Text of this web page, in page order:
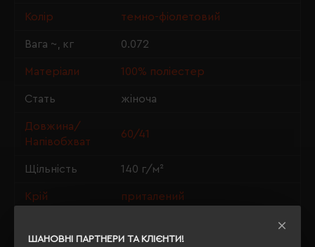
ШАНОВНІ ПАРТНЕРИ ТА КЛІЄНТИ!
Колір темно-фіолетовий
Вага ~, кг 0.072
Матеріали 100% поліестер
Стать жіноча
Довжина/
Напівобхват
60/41
Щільність 140 г/м²
Крій приталений
OEKO-TEX® Standard 100, PETA-
Approved Vegan